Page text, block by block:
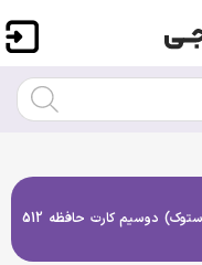
گوشی موبایل اپل مدل iPhone 13 ZAA (استوک) دوسیم کارت حافظه 512